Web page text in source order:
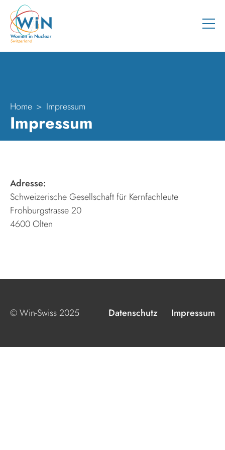
Home Impressum
Impressum
Adresse:
Schweizerische Gesellschaft für Kernfachleute
Frohburgstrasse 20
4600 Olten
© Win-Swiss 2025 Datenschutz Impressum